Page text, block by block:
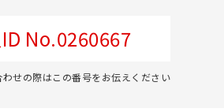
No.0260667
せの際はこの番号をお伝えください